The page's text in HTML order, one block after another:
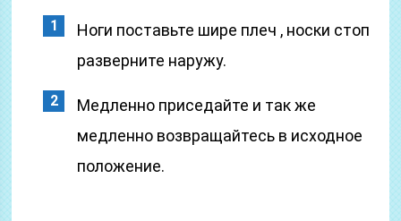
Ноги поставьте шире плеч , носки стоп
разверните наружу.
Медленно приседайте и так же
медленно возвращайтесь в исходное
положение.